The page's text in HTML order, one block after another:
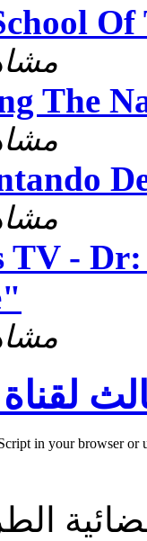
Of
556
The
569
580
TV -
853
in your browser